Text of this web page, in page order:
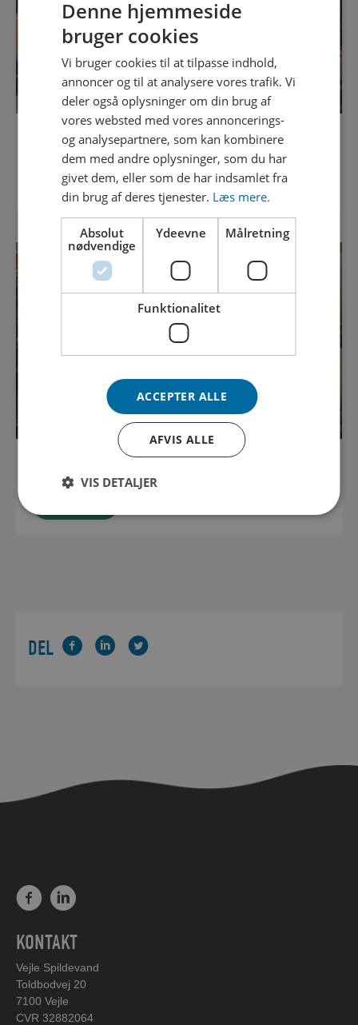
PRODUCENT AF GRØN ENERGI
Læs mere
DEL
KONTAKT
Vejle Spildevand
Toldbodvej 20
7100 Vejle
CVR 32882064
Denne hjemmeside
bruger cookies
Vi bruger cookies til at tilpasse indhold,
annoncer og til at analysere vores trafik. Vi
deler også oplysninger om din brug af
vores websted med vores annoncerings-
og analysepartnere, som kan kombinere
dem med andre oplysninger, som du har
givet dem, eller som de har indsamlet fra
din brug af deres tjenester. Læs mere.
Absolut
nødvendige
Ydeevne Målretning
Funktionalitet
ACCEPTER ALLE
AFVIS ALLE
VIS DETALJER